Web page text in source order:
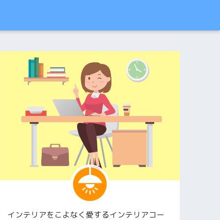
インテリアをこよなく愛するインテリアコー